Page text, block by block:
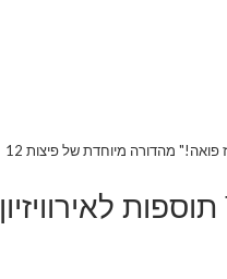
"דוז פואה!" מהדורה מיוחדת של פיצות 12
"דוז פואה!" מהדורה מיוחדת של פיצות 12 תוספות לאירוויזיון